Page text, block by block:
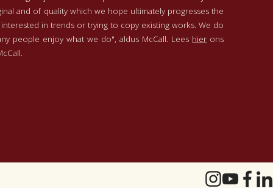
and of quality which we hope ultimately progresses the
interested in trends or trying to copy existing works. We do
people enjoy what we do", aldus McCall. Lees hier ons